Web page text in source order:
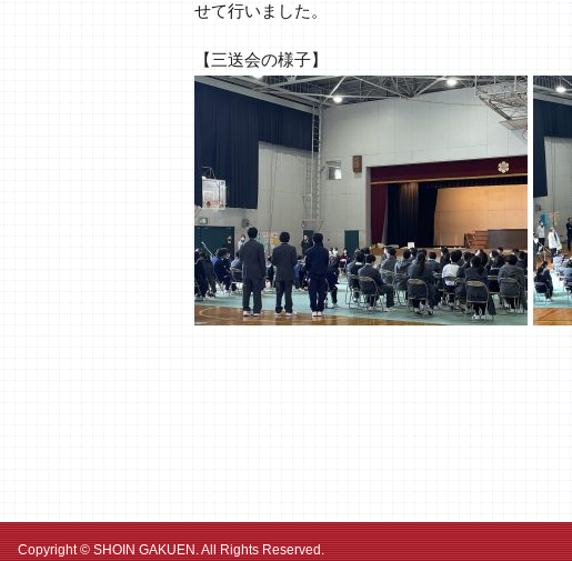
せて行いました。
【三送会の様子】
Copyright © SHOIN GAKUEN. All Rights Reserved.